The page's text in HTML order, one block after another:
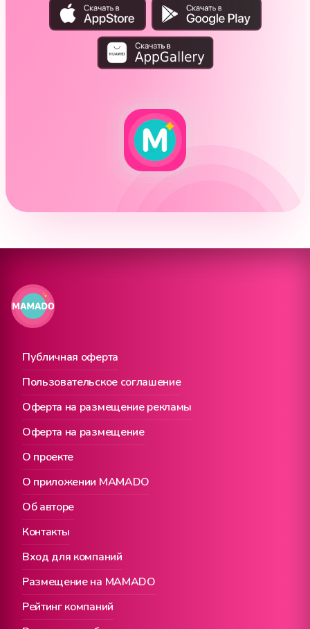
Публичная оферта
О проекте
Вход для компаний
Пользовательское соглашение
О приложении MAMADO
Размещение на MAMADO
Оферта на размещение рекламы
Об авторе
Рейтинг компаний
Оферта на размещение
Контакты